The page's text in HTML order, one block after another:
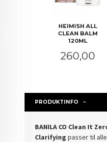
HEIMISH ALL
CLEAN BALM
120ML
Pris
260,00
PRODUKTINFO
BANILA CO Clean It
Clarifyingpasser til